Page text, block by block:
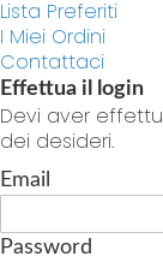
Lista Preferiti
I Miei Ordini
Contattaci
Effettua il login
Devi aver
dei desideri.
Email
Password